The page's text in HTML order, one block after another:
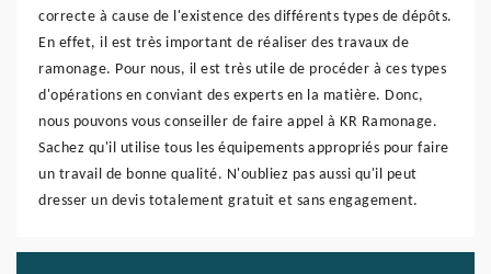
correcte à cause de l'existence des différents types de dépôts.
En effet, il est très important de réaliser des travaux de
ramonage. Pour nous, il est très utile de procéder à ces types
d'opérations en conviant des experts en la matière. Donc,
nous pouvons vous conseiller de faire appel à KR Ramonage.
Sachez qu'il utilise tous les équipements appropriés pour faire
un travail de bonne qualité. N'oubliez pas aussi qu'il peut
dresser un devis totalement gratuit et sans engagement.